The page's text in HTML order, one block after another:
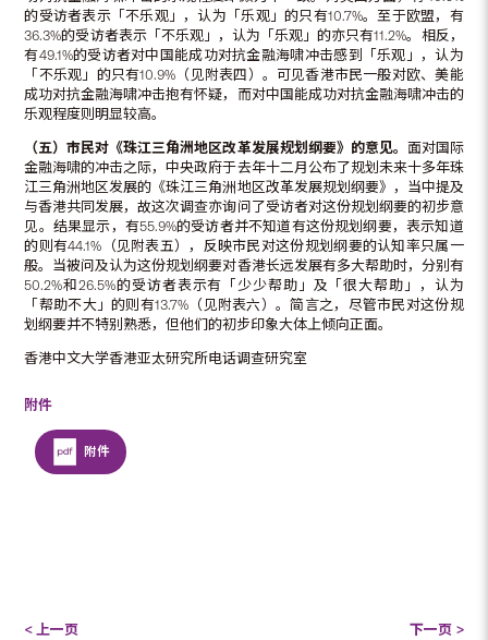
的受访者表示「不乐观」，认为「乐观」的只有10.7%。至于欧盟，有
36.3%的受访者表示「不乐观」，认为「乐观」的亦只有11.2%。相反，
有49.1%的受访者对中国能成功对抗金融海啸冲击感到「乐观」，认为
「不乐观」的只有10.9%（见附表四）。可见香港市民一般对欧、美能
成功对抗金融海啸冲击抱有怀疑，而对中国能成功对抗金融海啸冲击的
乐观程度则明显较高。
（五）市民对《珠江三角洲地区改革发展规划纲要》的意见。 面对国际
金融海啸的冲击之际，中央政府于去年十二月公布了规划未来十多年珠
江三角洲地区发展的《珠江三角洲地区改革发展规划纲要》，当中提及
与香港共同发展，故这次调查亦询问了受访者对这份规划纲要的初步意
见。结果显示，有55.9%的受访者并不知道有这份规划纲要，表示知道
的则有44.1%（见附表五），反映市民对这份规划纲要的认知率只属一
般。当被问及认为这份规划纲要对香港长远发展有多大帮助时，分别有
50.2%和26.5%的受访者表示有「少少帮助」及「很大帮助」，认为
「帮助不大」的则有13.7%（见附表六）。简言之，尽管市民对这份规
划纲要并不特别熟悉，但他们的初步印象大体上倾向正面。
香港中文大学香港亚太研究所电话调查研究室
附件
附件
< 上一页 下一页 >